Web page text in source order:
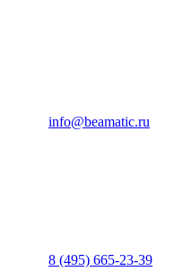
info@beamatic.ru
8 (495) 665-23-39